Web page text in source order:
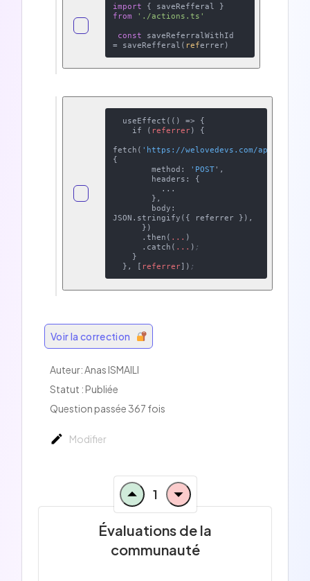
import
from
'./actions.ts'
const saveReferralWithId
= saveRefferal( ref
  useEffect(() => {
    if (
referrer) {
fetch( 'https://welovedevs.com/api/
{
        method:
'POST ',
        headers: {
          ...
        },
        body:
JSON.stringify({ referrer }),
      })
      .then(
... )
      .catch(
... ) ;
    }
  }, [
referrer]) ;
Voir la correction
Auteur: Anas ISMAILI
Statut : Publiée
Question passée 367 fois
Modifier
1
Évaluations de la
communauté